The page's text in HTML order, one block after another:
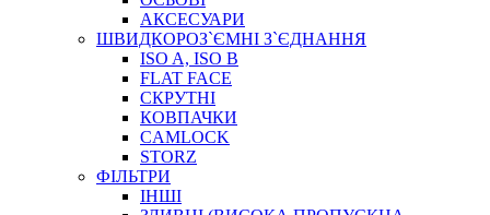
АВТОХІМІЯ
ДОМКРАТИ
НАБОРИ ЗАПОБІЖНИКІВ, КЛЕМ, АКСЕСУАРІВ
НАСОСИ, КОМПРЕСОРИ, МАНОМЕТРИ
ПАСТА, АНТИСЕПТИК
ІНСТРУМЕНТ
АКСЕСУАРИ
ШВИДКОРОЗ`ЄМНІ З`ЄДНАННЯ
ISO A, ISO B
FLAT FACE
СКРУТНІ
КОВПАЧКИ
CAMLOCK
STORZ
ФІЛЬТРИ
ІНШІ